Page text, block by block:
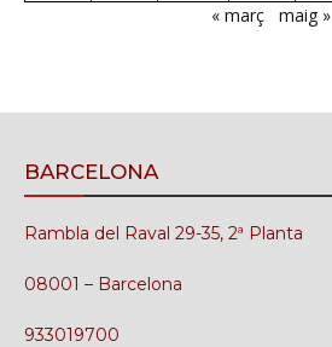
« març
maig »
BARCELONA
Rambla del Raval 29-35, 2ª Planta
08001 – Barcelona
933019700